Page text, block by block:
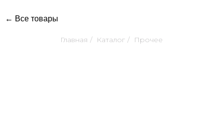
← Все товары
Главная / Каталог / Прочее